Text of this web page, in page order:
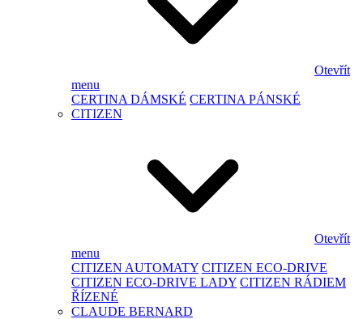
Otevřít
menu
CERTINA DÁMSKÉ CERTINA PÁNSKÉ
CITIZEN
Otevřít
menu
CITIZEN AUTOMATY CITIZEN ECO-DRIVE
CITIZEN ECO-DRIVE LADY CITIZEN RÁDIEM
ŘÍZENÉ
CLAUDE BERNARD